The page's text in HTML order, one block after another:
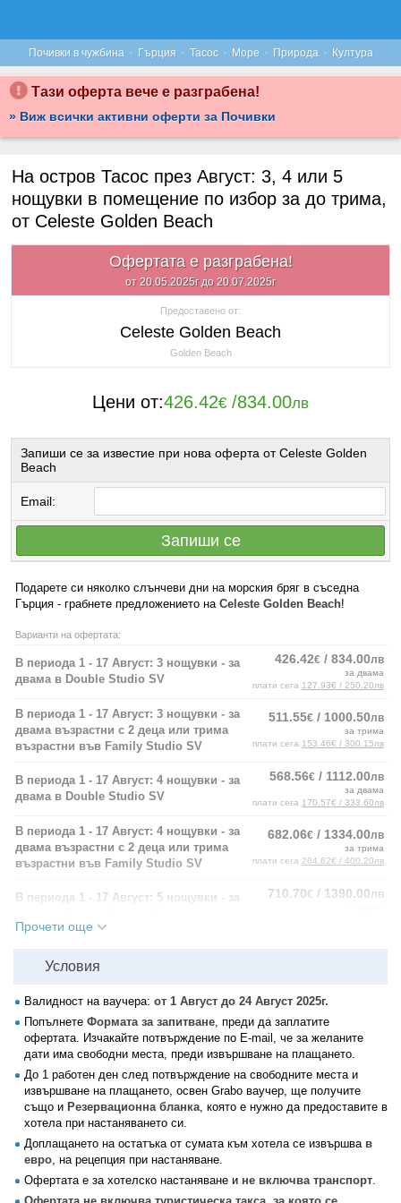
Почивки в чужбина · Гърция · Тасос · Море · Природа · Култура
Тази оферта вече е разграбена!
» Виж всички активни оферти за Почивки
На остров Тасос през Август: 3, 4 или 5
нощувки в помещение по избор за до трима,
от Celeste Golden Beach
Офертата е разграбена!
от 20.05.2025г до 20.07.2025г
Предоставено от:
Celeste Golden Beach
Golden Beach
Цени от:426.42€ /834.00лв
Запиши се за известие при нова оферта от Celeste Golden
Beach
Email:
Запиши се
Подарете си няколко слънчеви дни на морския бряг в съседна
Гърция - грабнете предложението на Celeste Golden Beach!
Варианти на офертата:
В периода 1 - 17 Август: 3 нощувки - за
двама в Double Studio SV
426.42€ / 834.00лв
за двама
плати сега 127.93€ / 250.20лв
В периода 1 - 17 Август: 3 нощувки - за
двама възрастни с 2 деца или трима
възрастни във Family Studio SV
511.55€ / 1000.50лв
за трима
плати сега 153.46€ / 300.15лв
В периода 1 - 17 Август: 4 нощувки - за
двама в Double Studio SV
568.56€ / 1112.00лв
за двама
плати сега 170.57€ / 333.60лв
В периода 1 - 17 Август: 4 нощувки - за
двама възрастни с 2 деца или трима
възрастни във Family Studio SV
682.06€ / 1334.00лв
за трима
плати сега 204.62€ / 400.20лв
В периода 1 - 17 Август: 5 нощувки - за
710.70€ / 1390.00лв
двама възрастни с 2 деца или трима
В периода 18 - 24 Август: 3 нощувки -
за двама в Double Studio SV
391.91
плати сега117.57€ / 229.95лв
за двама възрастни с 2 деца или
трима възрастни във Family Studio SV
€
плати сега143.11€ / 279.90лв
В периода 18 - 24 Август: 4 нощувки -
за двама в Double Studio SV
за двама
В периода 18 - 24 Август: 4 нощувки -
за двама възрастни с 2 деца или
636.05€ / 1244.00 лв
Прочети още
Условия
Валидност на ваучера: от 1 Август до 24 Август 2025г.
Попълнете Формата за запитване, преди да заплатите
офертата. Изчакайте потвърждение по E-mail, че за желаните
дати има свободни места, преди извършване на плащането.
До 1 работен ден след потвърждение на свободните места и
извършване на плащането, освен Grabo ваучер, ще получите
също и Резервационна бланка, която е нужно да предоставите в
хотела при настаняването си.
Доплащането на остатъка от сумата към хотела се извършва в
евро, на рецепция при настаняване.
Офертата е за хотелско настаняване и не включва транспорт.